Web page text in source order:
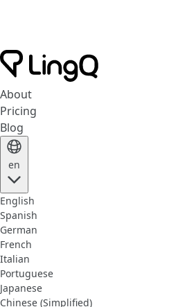
About
Pricing
Blog
en
English
Spanish
German
French
Italian
Portuguese
Japanese
Chinese (Simplified)